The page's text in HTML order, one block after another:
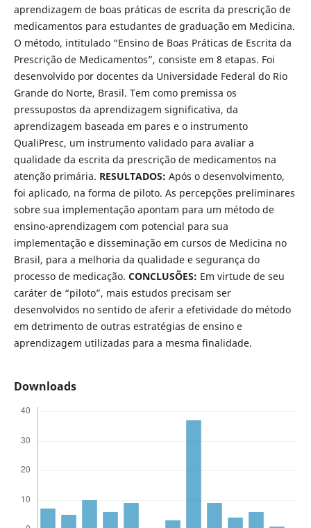
aprendizagem de boas práticas de escrita da prescrição de
medicamentos para estudantes de graduação em Medicina.
O método, intitulado “Ensino de Boas Práticas de Escrita da
Prescrição de Medicamentos”, consiste em 8 etapas. Foi
desenvolvido por docentes da Universidade Federal do Rio
Grande do Norte, Brasil. Tem como premissa os
pressupostos da aprendizagem significativa, da
aprendizagem baseada em pares e o instrumento
QualiPresc, um instrumento validado para avaliar a
qualidade da escrita da prescrição de medicamentos na
atenção primária. RESULTADOS: Após o desenvolvimento,
foi aplicado, na forma de piloto. As percepções preliminares
sobre sua implementação apontam para um método de
ensino-aprendizagem com potencial para sua
implementação e disseminação em cursos de Medicina no
Brasil, para a melhoria da qualidade e segurança do
processo de medicação. CONCLUSÕES: Em virtude de seu
caráter de “piloto”, mais estudos precisam ser
desenvolvidos no sentido de aferir a efetividade do método
em detrimento de outras estratégias de ensino e
aprendizagem utilizadas para a mesma finalidade.
Downloads